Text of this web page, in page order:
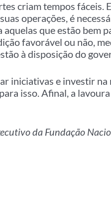
criam tempos fáceis.
operações, é
aquelas que estão bem
favorável ou não,
à disposição do
iniciativas e investir
isso. Afinal, a
da Fundação